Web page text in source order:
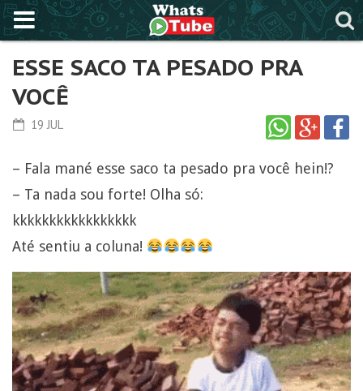
ESSE SACO TA PESADO PRA
VOCÊ
19 JUL
– Fala mané esse saco ta pesado pra você hein!?
– Ta nada sou forte! Olha só:
kkkkkkkkkkkkkkkkk
Até sentiu a coluna!